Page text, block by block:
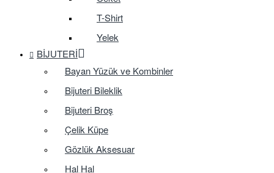
T-Shirt
Yelek
BIJUTERI
Bayan Yüzük ve Kombinler
Bijuteri Bileklik
Bijuteri Broş
Çelik Küpe
Gözlük Aksesuar
Hal Hal